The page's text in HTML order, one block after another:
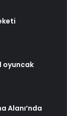
oyuncak
Alanı’nda